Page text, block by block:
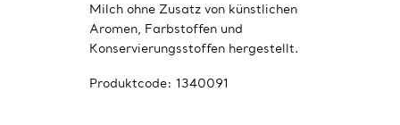
Milch ohne Zusatz von künstlichen
Aromen, Farbstoffen und
Konservierungsstoffen hergestellt.
Produktcode: 1340091